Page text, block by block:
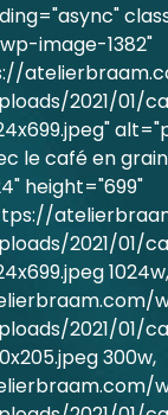
image-1382"
2021/01/
le café en
height="699"
2021/01/
1024w,
2021/01/
300w,